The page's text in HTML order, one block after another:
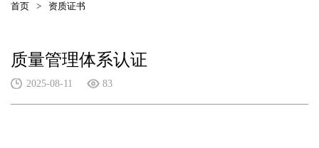
首页 > 资质证书
质量管理体系认证
2025-08-11 83